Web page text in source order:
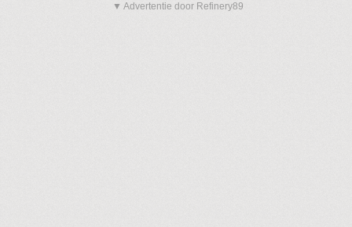
▼ Advertentie door Refinery89